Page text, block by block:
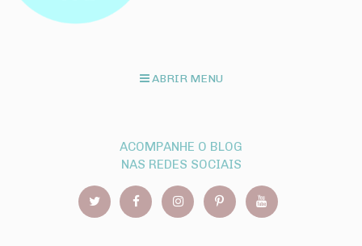
ABRIR MENU
ACOMPANHE O BLOG
NAS REDES SOCIAIS